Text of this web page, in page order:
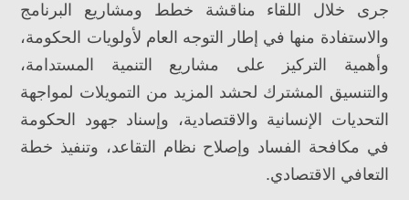
جرى خلال اللقاء مناقشة خطط ومشاريع البرنامج
والاستفادة منها في إطار التوجه العام لأولويات الحكومة،
وأهمية التركيز على مشاريع التنمية المستدامة،
والتنسيق المشترك لحشد المزيد من التمويلات لمواجهة
التحديات الإنسانية والاقتصادية، وإسناد جهود الحكومة
في مكافحة الفساد وإصلاح نظام التقاعد، وتنفيذ خطة
التعافي الاقتصادي.